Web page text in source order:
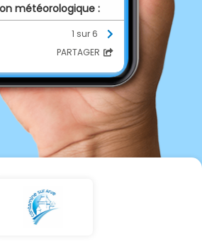
météorologique :
de fortes chaleurs
sur la région
baisse des
est attendue à
de mercredi, mais
restera lourde
de chaleur ne
mais nécessitent
une surveillance
1 sur 6
PARTAGER